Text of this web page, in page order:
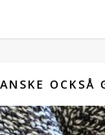
OCKSÅ